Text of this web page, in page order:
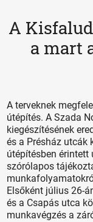
A
a mart
A terveknek
útépítés. A Szada
kiegészítésének
és a Présház utcák
útépítésben
szórólapos
Elsőként július 26-
és a Csapás utca
munkavégzés a